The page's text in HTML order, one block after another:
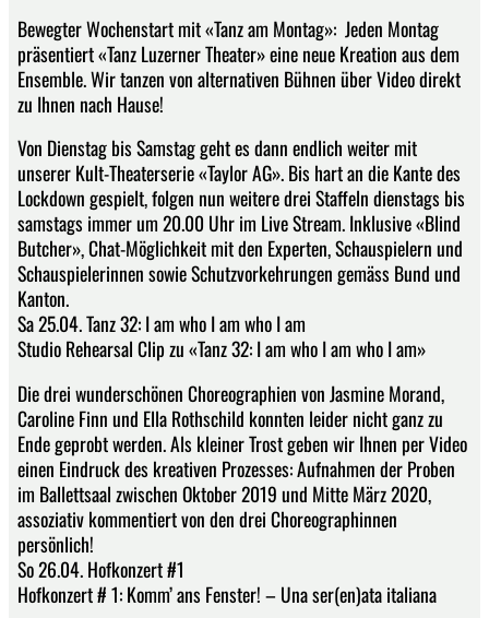
Bewegter Wochenstart mit «Tanz am Montag»:​ Jeden Montag
präsentiert «Tanz Luzerner Theater» eine neue Kreation aus dem
Ensemble. Wir tanzen von alternativen Bühnen über Video direkt
zu Ihnen nach Hause!
Von Dienstag bis Samstag geht es dann endlich weiter mit
unserer Kult-Theaterserie «Taylor AG». Bis hart an die Kante des
Lockdown gespielt, folgen nun weitere drei Staffeln dienstags bis
samstags immer um 20.00 Uhr im Live Stream. Inklusive «Blind
Butcher», Chat-Möglichkeit mit den Experten, Schauspielern und
Schauspielerinnen sowie Schutzvorkehrungen gemäss Bund und
Kanton.
Sa 25.04. Tanz 32: I am who I am who I am
Studio Rehearsal Clip zu «Tanz 32: I am who I am who I am»
Die drei wunderschönen Choreographien von Jasmine Morand,
Caroline Finn und Ella Rothschild konnten leider nicht ganz zu
Ende geprobt werden. Als kleiner Trost geben wir Ihnen per Video
einen Eindruck des kreativen Prozesses: Aufnahmen der Proben
im Ballettsaal zwischen Oktober 2019 und Mitte März 2020,
assoziativ kommentiert von den drei Choreographinnen
persönlich!
So 26.04. Hofkonzert #1
Hofkonzert # 1: Komm’ ans Fenster! – Una ser(en)ata italiana